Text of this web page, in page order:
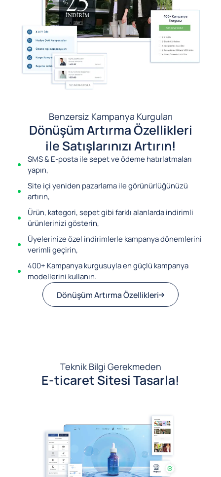
Benzersiz Kampanya Kurguları
Dönüşüm Artırma Özellikleri
ile Satışlarınızı Artırın!
SMS & E-posta ile sepet ve ödeme hatırlatmaları
yapın,
Site içi yeniden pazarlama ile görünürlüğünüzü
artırın,
Ürün, kategori, sepet gibi farklı alanlarda indirimli
ürünlerinizi gösterin,
Üyelerinize özel indirimlerle kampanya dönemlerini
verimli geçirin,
400+ Kampanya kurgusuyla en güçlü kampanya
modellerini kullanın.
Dönüşüm Artırma Özellikleri
Teknik Bilgi Gerekmeden
E-ticaret Sitesi Tasarla!